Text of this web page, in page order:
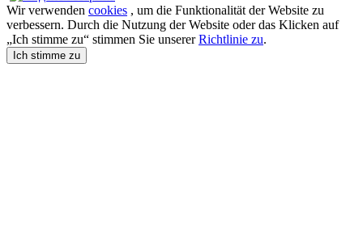
Wir verwenden cookies , um die Funktionalität der Website zu
verbessern. Durch die Nutzung der Website oder das Klicken auf
„Ich stimme zu“ stimmen Sie unsererRichtlinie zu.
Ich stimme zu